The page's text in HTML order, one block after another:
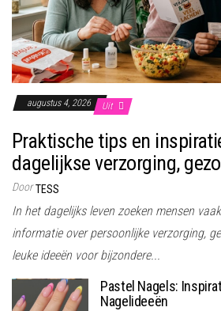
augustus 4, 2026 Uit
Praktische tips en
dagelijkse verzorging,
Door TESS
In het dagelijks leven zoeken mensen
informatie over persoonlijke verzorging,
leuke ideeën voor bijzondere...
Pastel Nagels:
Nagelideeën